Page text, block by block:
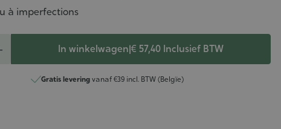
à imperfections
In winkelwagen|€ 57,40 Inclusief BTW
Gratis leveringvanaf €39 incl. BTW (Belgïe)